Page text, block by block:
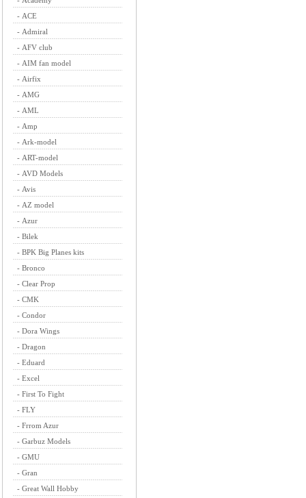
- ACE
- Admiral
- AFV club
- AIM fan model
- Airfix
- AMG
- AML
- Amp
- Ark-model
- ART-model
- AVD Models
- Avis
- AZ model
- Azur
- Bilek
- BPK Big Planes kits
- Bronco
- Clear Prop
- CMK
- Condor
- Dora Wings
- Dragon
- Eduard
- Excel
- First To Fight
- FLY
- Frrom Azur
- Garbuz Models
- GMU
- Gran
- Great Wall Hobby